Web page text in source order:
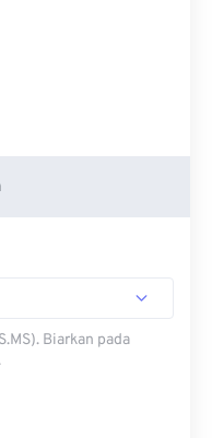
Biarkan pada